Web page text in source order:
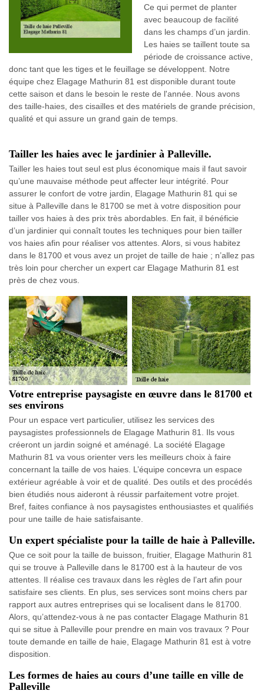
Ce qui permet de planter
avec beaucoup de facilité
dans les champs d’un jardin.
Les haies se taillent toute sa
période de croissance active,
donc tant que les tiges et le feuillage se développent. Notre
équipe chez Elagage Mathurin 81 est disponible durant toute
cette saison et dans le besoin le reste de l'année. Nous avons
des taille-haies, des cisailles et des matériels de grande précision,
qualité et qui assure un grand gain de temps.
Tailler les haies avec le jardinier à Palleville.
Tailler les haies tout seul est plus économique mais il faut savoir
qu’une mauvaise méthode peut affecter leur intégrité. Pour
assurer le confort de votre jardin, Elagage Mathurin 81 qui se
situe à Palleville dans le 81700 se met à votre disposition pour
tailler vos haies à des prix très abordables. En fait, il bénéficie
d’un jardinier qui connaît toutes les techniques pour bien tailler
vos haies afin pour réaliser vos attentes. Alors, si vous habitez
dans le 81700 et vous avez un projet de taille de haie ; n’allez pas
très loin pour chercher un expert car Elagage Mathurin 81 est
près de chez vous.
Votre entreprise paysagiste en œuvre dans le 81700 et
ses environs
Pour un espace vert particulier, utilisez les services des
paysagistes professionnels de Elagage Mathurin 81. Ils vous
créeront un jardin soigné et aménagé. La société Elagage
Mathurin 81 va vous orienter vers les meilleurs choix à faire
concernant la taille de vos haies. L’équipe concevra un espace
extérieur agréable à voir et de qualité. Des outils et des procédés
bien étudiés nous aideront à réussir parfaitement votre projet.
Bref, faites confiance à nos paysagistes enthousiastes et qualifiés
pour une taille de haie satisfaisante.
Un expert spécialiste pour la taille de haie à Palleville.
Que ce soit pour la taille de buisson, fruitier, Elagage Mathurin 81
qui se trouve à Palleville dans le 81700 est à la hauteur de vos
attentes. Il réalise ces travaux dans les règles de l’art afin pour
satisfaire ses clients. En plus, ses services sont moins chers par
rapport aux autres entreprises qui se localisent dans le 81700.
Alors, qu’attendez-vous à ne pas contacter Elagage Mathurin 81
qui se situe à Palleville pour prendre en main vos travaux ? Pour
toute demande en taille de haie, Elagage Mathurin 81 est à votre
disposition.
Les formes de haies au cours d’une taille en ville de
Palleville